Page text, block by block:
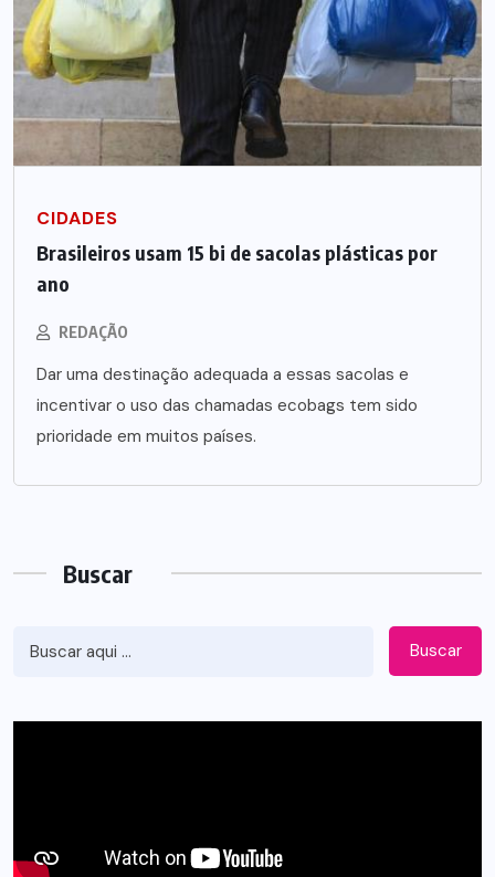
CIDADES
Brasileiros usam 15 bi de sacolas plásticas por
ano
REDAÇÃO
Dar uma destinação adequada a essas sacolas e
incentivar o uso das chamadas ecobags tem sido
prioridade em muitos países.
Buscar
Buscar